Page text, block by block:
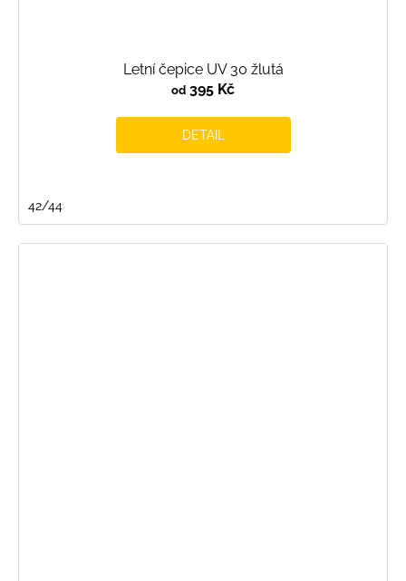
Letní čepice UV 30 žlutá
od 395 Kč
DETAIL
42/44